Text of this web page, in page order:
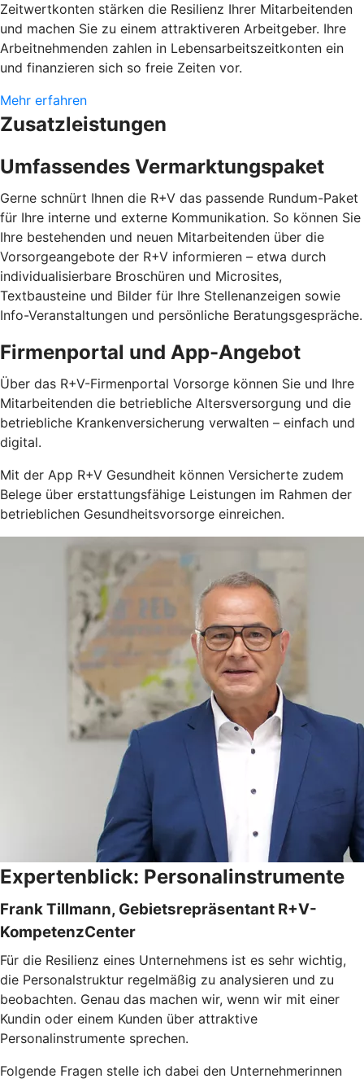
Zeitwertkonten stärken die Resilienz Ihrer Mitarbeitenden
und machen Sie zu einem attraktiveren Arbeitgeber. Ihre
Arbeitnehmenden zahlen in Lebensarbeitszeitkonten ein
und finanzieren sich so freie Zeiten vor.
Mehr erfahren
Zusatzleistungen
Umfassendes Vermarktungspaket
Gerne schnürt Ihnen die R+V das passende Rundum-Paket
für Ihre interne und externe Kommunikation. So können Sie
Ihre bestehenden und neuen Mitarbeitenden über die
Vorsorgeangebote der R+V informieren – etwa durch
individualisierbare Broschüren und Microsites,
Textbausteine und Bilder für Ihre Stellenanzeigen sowie
Info-Veranstaltungen und persönliche Beratungsgespräche.
Firmenportal und App-Angebot
Über das R+V-Firmenportal Vorsorge können Sie und Ihre
Mitarbeitenden die betriebliche Altersversorgung und die
betriebliche Krankenversicherung verwalten – einfach und
digital.
Mit der App R+V Gesundheit können Versicherte zudem
Belege über erstattungsfähige Leistungen im Rahmen der
betrieblichen Gesundheitsvorsorge einreichen.
Expertenblick: Personalinstrumente
Frank Tillmann, Gebietsrepräsentant R+V-
KompetenzCenter
Für die Resilienz eines Unternehmens ist es sehr wichtig,
die Personalstruktur regelmäßig zu analysieren und zu
beobachten. Genau das machen wir, wenn wir mit einer
Kundin oder einem Kunden über attraktive
Personalinstrumente sprechen.
Folgende Fragen stelle ich dabei den Unternehmerinnen